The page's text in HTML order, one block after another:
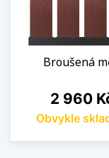
Broušená
Cena
2 960
Obvykle